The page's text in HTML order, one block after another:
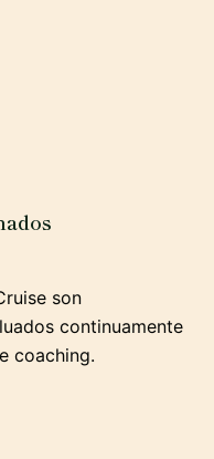
son
continuamente
coaching.